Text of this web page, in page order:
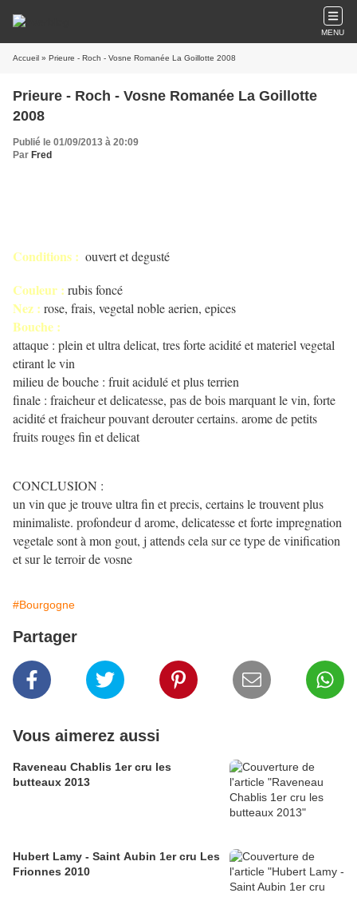
MENU
Accueil » Prieure - Roch - Vosne Romanée La Goillotte 2008
Prieure - Roch - Vosne Romanée La Goillotte
2008
Publié le 01/09/2013 à 20:09
Par Fred
Conditions : ouvert et degusté
Couleur : rubis foncé
Nez : rose, frais, vegetal noble aerien, epices
Bouche :
attaque : plein et ultra delicat, tres forte acidité et materiel vegetal
etirant le vin
milieu de bouche : fruit acidulé et plus terrien
finale : fraicheur et delicatesse, pas de bois marquant le vin, forte
acidité et fraicheur pouvant derouter certains. arome de petits
fruits rouges fin et delicat
CONCLUSION :
un vin que je trouve ultra fin et precis, certains le trouvent plus
minimaliste. profondeur d arome, delicatesse et forte impregnation
vegetale sont à mon gout, j attends cela sur ce type de vinification
et sur le terroir de vosne
#Bourgogne
Partager
Vous aimerez aussi
Raveneau Chablis 1er cru les
butteaux 2013
Hubert Lamy - Saint Aubin 1er cru Les
Frionnes 2010